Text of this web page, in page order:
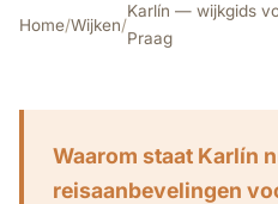
Home/Wijken/
Karlín — wijkgids
Praag
Waarom staat Karlín
reisaanbevelingen